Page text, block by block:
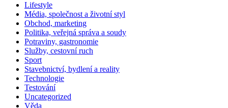
Lifestyle
Média, společnost a životní styl
Obchod, marketing
Politika, veřejná správa a soudy
Potraviny, gastronomie
Služby, cestovní ruch
Sport
Stavebnictví, bydlení a reality
Technologie
Testování
Uncategorized
Věda